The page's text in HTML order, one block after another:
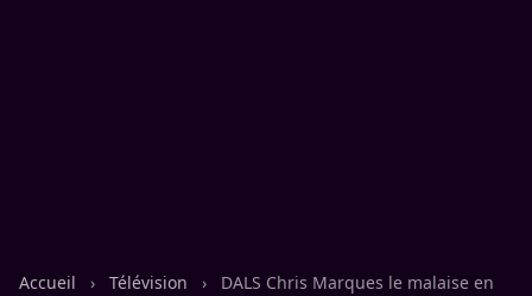
Accueil › Télévision ›
DALS Chris Marques le malaise en